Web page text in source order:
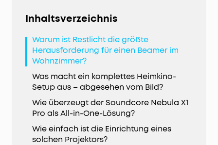
Inhaltsverzeichnis
Warum ist Restlicht die größte
Herausforderung für einen Beamer im
Wohnzimmer?
Was macht ein komplettes Heimkino-
Setup aus – abgesehen vom Bild?
Wie überzeugt der Soundcore Nebula X1
Pro als All-in-One-Lösung?
Wie einfach ist die Einrichtung eines
solchen Projektors?